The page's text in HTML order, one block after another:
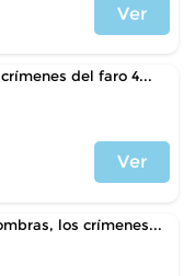
Ver
del faro 4...
Ver
los crímenes...